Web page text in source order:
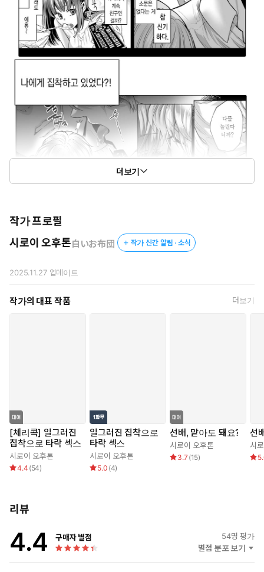
더보기
작가 프로필
시로이 오후톤白いお布団 작가 신간 알림 · 소식
2025.11.27업데이트
작가의 대표 작품 더보기
[체리콕] 일그러진
집착으로 타락 섹스
시로이 오후톤
4.4 (54)
일그러진 집착으로
타락 섹스
시로이 오후톤
5.0 (4)
선배, 맡아도 돼요?
시로이 오후톤
3.7 (15)
선
시
리뷰
4.4 구매자 별점 54명 평가
별점 분포 보기